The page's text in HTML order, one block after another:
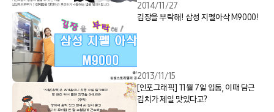
2014/11/27
김장을 부탁해! 삼성 지펠아삭 M9000!
2013/11/15
[인포그래픽] 11월 7일 입동, 이때 담근
김치가 제일 맛있다고?